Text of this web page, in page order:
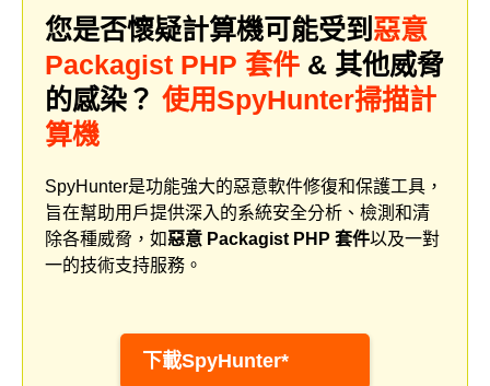
您是否懷疑計算機可能受到 惡意
Packagist PHP 套件 & 其他威脅
的感染？ 使用SpyHunter掃描計
算機
SpyHunter是功能強大的惡意軟件修復和保護工具，
旨在幫助用戶提供深入的系統安全分析、檢測和清
除各種威脅，如惡意 Packagist PHP 套件以及一對
一的技術支持服務。
下載SpyHunter*